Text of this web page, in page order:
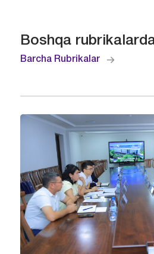
Boshqa
Barcha Rubrikalar